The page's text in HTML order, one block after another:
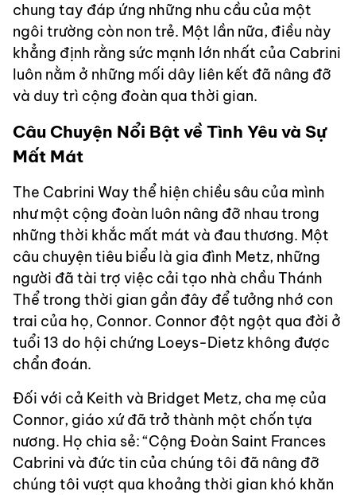
chung tay đáp ứng những nhu cầu của một
ngôi trường còn non trẻ. Một lần nữa, điều này
khẳng định rằng sức mạnh lớn nhất của Cabrini
luôn nằm ở những mối dây liên kết đã nâng đỡ
và duy trì cộng đoàn qua thời gian.
Câu Chuyện Nổi Bật về Tình Yêu và Sự
Mất Mát
The Cabrini Way thể hiện chiều sâu của mình
như một cộng đoàn luôn nâng đỡ nhau trong
những thời khắc mất mát và đau thương. Một
câu chuyện tiêu biểu là gia đình Metz, những
người đã tài trợ việc cải tạo nhà chầu Thánh
Thể trong thời gian gần đây để tưởng nhớ con
trai của họ, Connor. Connor đột ngột qua đời ở
tuổi 13 do hội chứng Loeys-Dietz không được
chẩn đoán.
Đối với cả Keith và Bridget Metz, cha mẹ của
Connor, giáo xứ đã trở thành một chốn tựa
nương. Họ chia sẻ: “Cộng Đoàn Saint Frances
Cabrini và đức tin của chúng tôi đã nâng đỡ
chúng tôi vượt qua khoảng thời gian khó khăn